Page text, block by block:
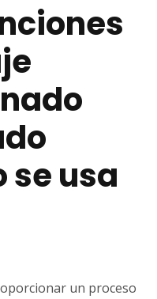
se usa
un proceso